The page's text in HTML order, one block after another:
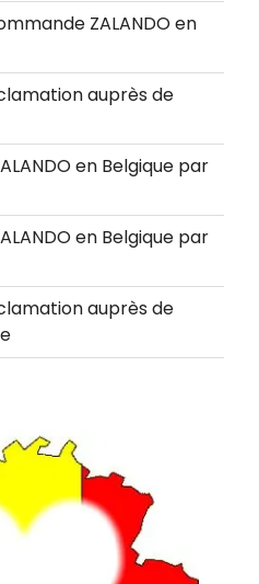
ZALANDO en
auprès de
en Belgique par
en Belgique par
auprès de